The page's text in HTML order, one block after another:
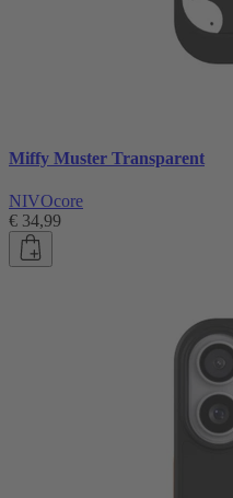
Miffy Muster Transparent
NIVOcore
€ 34,99